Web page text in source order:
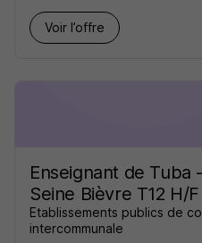
Voir l’offre
Enseignant de Tuba
Seine Bièvre T12 H/F
Etablissements publics de
intercommunale